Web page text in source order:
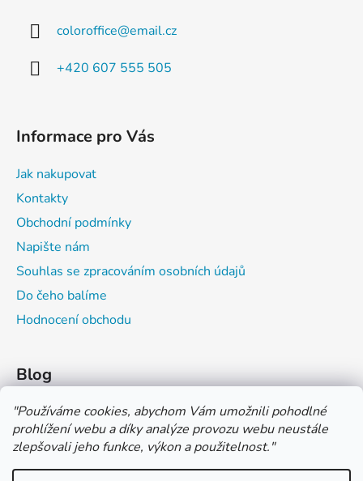
"Používáme cookies, abychom Vám umožnili pohodlné
prohlížení webu a díky analýze provozu webu neustále
zlepšovali jeho funkce, výkon a použitelnost."
coloroffice@email.cz
+420 607 555 505
Informace pro Vás
Jak nakupovat
Kontakty
Obchodní podmínky
Napište nám
Souhlas se zpracováním osobních údajů
Do čeho balíme
Hodnocení obchodu
Blog
Čím můžeš psát do sešitu?
Jak na číslování sešitů
Značení tvrdosti grafitových tužek